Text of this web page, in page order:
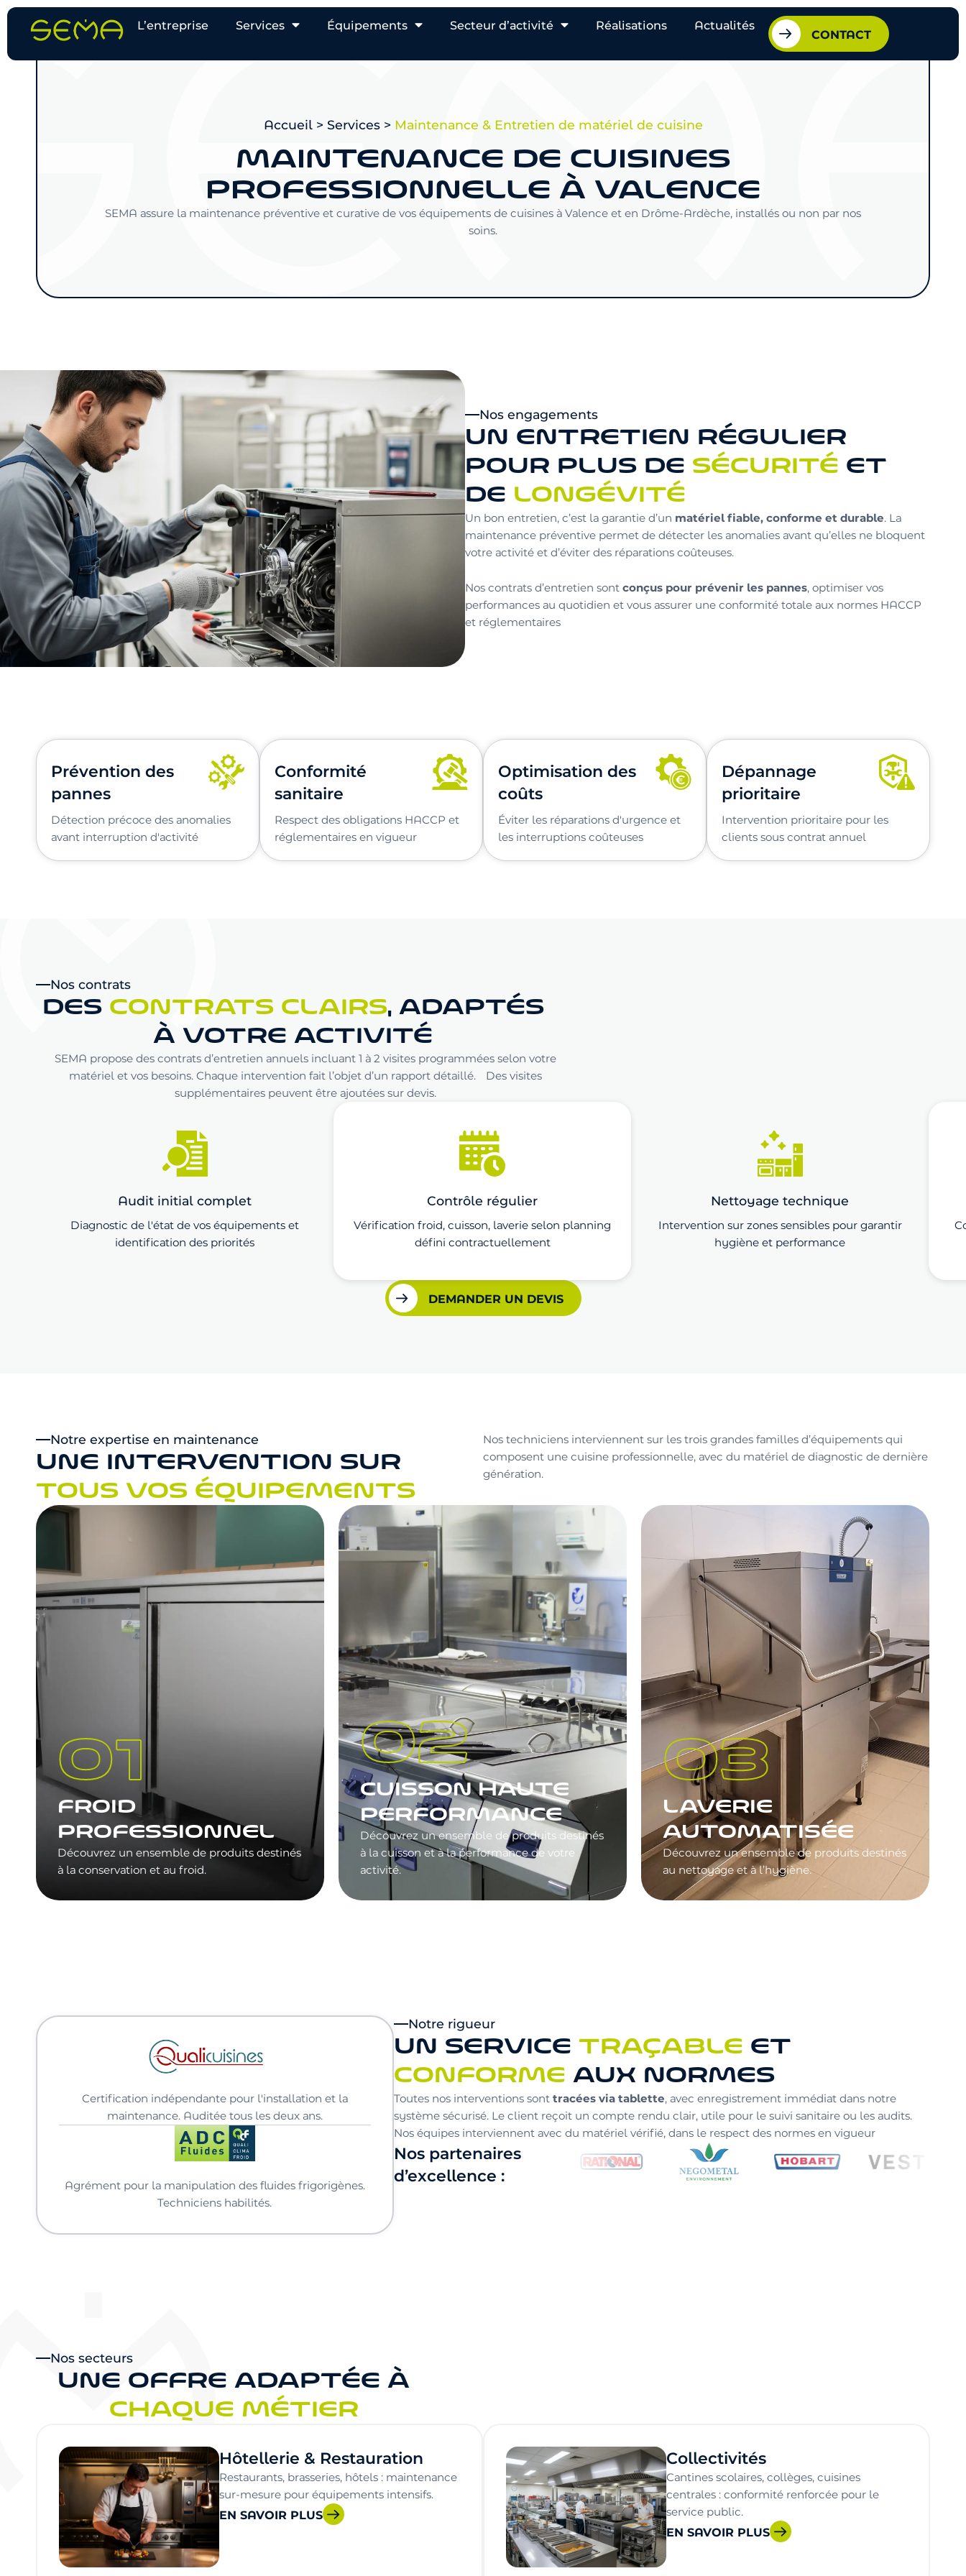
L’entreprise Services Équipements Secteur d’activité Réalisations Actualités
CONTACT
Accueil> Services> Maintenance & Entretien de matériel de cuisine
MAINTENANCE DE CUISINES
PROFESSIONNELLE À VALENCE
SEMA assure la maintenance préventive et curative de vos équipements de cuisines à Valence et en Drôme-Ardèche, installés ou non par nos
soins.
Nos engagements
UN ENTRETIEN RÉGULIER
POUR PLUS DE SÉCURITÉ ET
DE LONGÉVITÉ
Un bon entretien, c’est la garantie d’un matériel fiable, conforme et durable. La
maintenance préventive permet de détecter les anomalies avant qu’elles ne bloquent
votre activité et d’éviter des réparations coûteuses.​
Nos contrats d’entretien sont conçus pour prévenir les pannes, optimiser vos
performances au quotidien et vous assurer une conformité totale aux normes HACCP
et réglementaires
Prévention des
pannes
Détection précoce des anomalies
avant interruption d'activité
Conformité
sanitaire
Respect des obligations HACCP et
réglementaires en vigueur
Optimisation des
coûts
Éviter les réparations d'urgence et
les interruptions coûteuses
Dépannage
prioritaire
Intervention prioritaire pour les
clients sous contrat annuel
Nos contrats
DES CONTRATS CLAIRS, ADAPTÉS
À VOTRE ACTIVITÉ
SEMA propose des contrats d’entretien annuels incluant 1 à 2 visites programmées selon votre
matériel et vos besoins. Chaque intervention fait l’objet d’un rapport détaillé. Des visites
supplémentaires peuvent être ajoutées sur devis.
Audit initial complet
Diagnostic de l'état de vos équipements et
identification des priorités
Contrôle régulier
Vérification froid, cuisson, laverie selon planning
défini contractuellement
Nettoyage technique
Intervention sur zones sensibles pour garantir
hygiène et performance
DEMANDER UN DEVIS
Notre expertise en maintenance
UNE INTERVENTION SUR
TOUS VOS ÉQUIPEMENTS
Nos techniciens interviennent sur les trois grandes familles d’équipements qui
composent une cuisine professionnelle, avec du matériel de diagnostic de dernière
génération.
FROID
PROFESSIONNEL
Découvrez un ensemble de produits destinés
à la conservation et au froid.
CUISSON HAUTE
PERFORMANCE
Découvrez un ensemble de produits destinés
à la cuisson et à la performance de votre
activité.
DÉCOUVRIR NOS ÉQUIPEMENTS
LAVERIE
AUTOMATISÉE
Découvrez un ensemble de produits destinés
au nettoyage et à l’hygiène.
DÉCOUVRIR NOS ÉQUIPEMENTS
Certification indépendante pour l'installation et la
maintenance. Auditée tous les deux ans.
Agrément pour la manipulation des fluides frigorigènes.
Techniciens habilités.
Notre rigueur
UN SERVICE TRAÇABLE ET
CONFORME AUX NORMES
Toutes nos interventions sont tracées via tablette, avec enregistrement immédiat dans notre
système sécurisé. Le client reçoit un compte rendu clair, utile pour le suivi sanitaire ou les audits.
Nos équipes interviennent avec du matériel vérifié, dans le respect des normes en vigueur
Nos partenaires
d’excellence :
Nos secteurs
UNE OFFRE ADAPTÉE À
CHAQUE MÉTIER
Hôtellerie & Restauration
Restaurants, brasseries, hôtels : maintenance
sur-mesure pour équipements intensifs.
EN SAVOIR PLUS
Collectivités
Cantines scolaires, collèges, cuisines
centrales : conformité renforcée pour le
service public.
EN SAVOIR PLUS